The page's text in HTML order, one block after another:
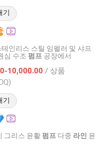
기
인리스 스틸 임펠러 및 샤프
심 수조 펌프 공장에서
10,000.00 / 상품
기
후 2019
그리스 윤활 펌프 다중 라인 윤
Co., Ltd.